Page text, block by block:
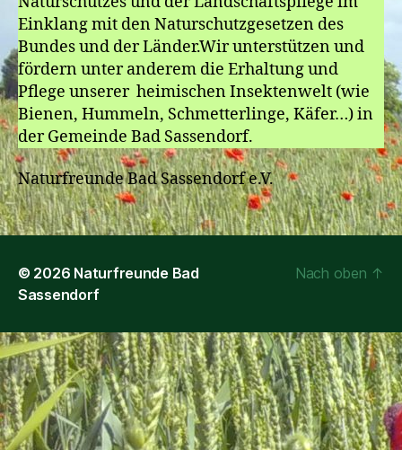
Einklang mit den Naturschutzgesetzen des
Bundes und der Länder.Wir unterstützen und
fördern unter anderem die Erhaltung und
Pflege unserer heimischen Insektenwelt (wie
Bienen, Hummeln, Schmetterlinge, Käfer…) in
der Gemeinde Bad Sassendorf.
Naturfreunde Bad Sassendorf e.V.
© 2026 Naturfreunde Bad
Sassendorf
Nach oben ↑